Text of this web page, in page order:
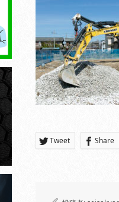
Tweet Share